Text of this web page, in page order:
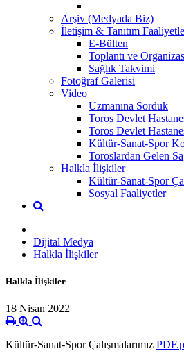
Arşiv (Medyada Biz)
İletişim & Tanıtım
E-Bülten
Toplantı ve
Sağlık Takvimi
Fotoğraf Galerisi
Video
Uzmanına Sorduk
Toros Devlet
Toros Devlet
Kültür-Sanat-Spor
Toroslardan Gelen
Halkla İlişkiler
Kültür-Sanat-Spor
Sosyal Faaliyetler
Dijital Medya
Halkla İlişkiler
Halkla İlişkiler
18 Nisan 2022
Kültür-Sanat-Spor Çalışmalarımız